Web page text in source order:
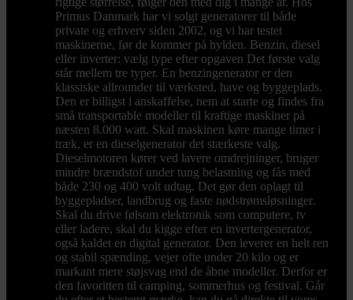
Primus Danmark har vi solgt generatorer til både
private og erhverv siden 2002, og vi har testet
maskinerne, før de kommer på hylden. Benzin, diesel
eller inverter: vælg type efter opgaven Det første valg
står mellem tre typer. En benzingenerator er den
klassiske allrounder til værksted, have og byggeplads.
Den er billigst i anskaffelse, nem at starte og findes fra
små transportable modeller til kraftige maskiner på
næsten 8.000 watt. Skal maskinen køre mange timer i
træk, er en dieselgenerator det stærkeste valg.
Dieselmotoren kører ved lavere omdrejninger, bruger
mindre brændstof under tung belastning og fås med
både 230 og 400 volt udtag. Det gør den oplagt til
byggepladser, landbrug og faste nødstrømsløsninger.
Skal du drive følsom elektronik som computere, tv
eller ladere, skal du kigge efter en invertergenerator,
også kaldet en digital generator. Den leverer en helt ren
og stabil spænding, vejer ofte under 20 kilo og er
markant mere støjsvag end de åbne modeller. Derfor er
den favoritten til camping, sommerhus og festival. Går